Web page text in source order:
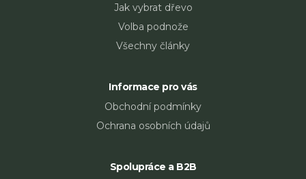
Jak vybrat dřevo
Volba podnože
Všechny články
Informace pro vás
Obchodní podmínky
Ochrana osobních údajů
Spolupráce a B2B